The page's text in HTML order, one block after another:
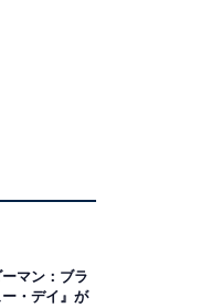
ーマン：ブラ
・デイ』が